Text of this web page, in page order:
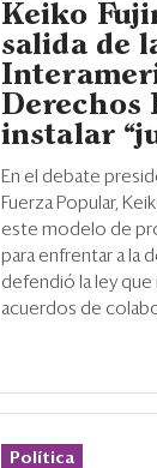
Keiko
salida de
Derechos
instalar
En el debate
Fuerza Popular,
este modelo de
para enfrentar a la
defendió la ley que
acuerdos de
Política